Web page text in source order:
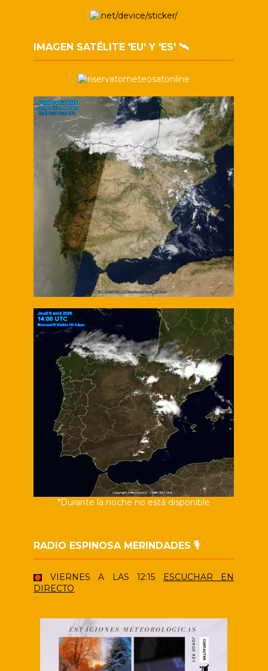
IMAGEN SATÉLITE 'EU' Y 'ES' 🛰️
*Durante la noche no está disponible
RADIO ESPINOSA MERINDADES 🎙️
VIERNES A LAS 12:15
ESCUCHAR EN
DIRECTO